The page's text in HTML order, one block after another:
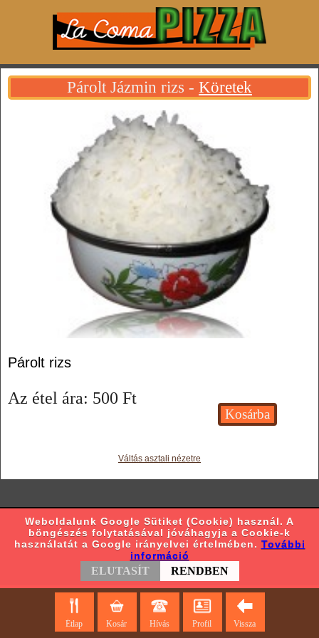
Párolt Jázmin rizs - Köretek
Párolt rizs
Az étel ára: 500 Ft
Váltás asztali nézetre
Étlap Kosár Hívás Profil Vissza
Weboldalunk Google Sütiket (Cookie) használ. A
böngészés folytatásával jóváhagyja a Cookie-k
használatát a Google irányelvei értelmében. További
információ
ELUTASÍT RENDBEN